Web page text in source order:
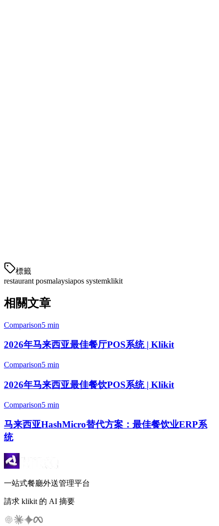
標籤
restaurant posmalaysiapos systemklikit
相關文章
Comparison5 min
2026年马来西亚最佳餐厅POS系统 | Klikit
Comparison5 min
2026年马来西亚最佳餐饮POS系统 | Klikit
Comparison5 min
马来西亚HashMicro替代方案：最佳餐饮业ERP系
统
一站式餐廳外送管理平台
請求 klikit 的 AI 摘要